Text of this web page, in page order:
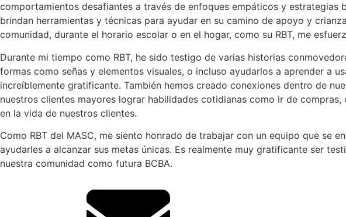
comportamientos desafiantes a través de enfoques empáticos y
brindan herramientas y técnicas para ayudar en su camino de apoyo y
comunidad, durante el horario escolar o en el hogar, como su RBT, me
Durante mi tiempo como RBT, he sido testigo de varias historias
formas como señas y elementos visuales, o incluso ayudarlos a aprender a
increíblemente gratificante. También hemos creado conexiones dentro de
nuestros clientes mayores lograr habilidades cotidianas como ir de
en la vida de nuestros clientes.
Como RBT del MASC, me siento honrado de trabajar con un equipo que se
ayudarles a alcanzar sus metas únicas. Es realmente muy gratificante ser
nuestra comunidad como futura BCBA.